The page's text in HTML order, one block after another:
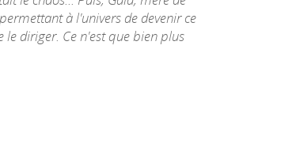
à l'univers de devenir ce
le diriger. Ce n'est que bien plus